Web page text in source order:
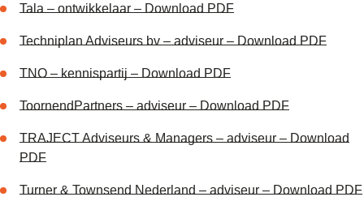
Tala – ontwikkelaar – Download PDF
Techniplan Adviseurs bv – adviseur – Download PDF
TNO – kennispartij – Download PDF
ToornendPartners – adviseur – Download PDF
TRAJECT Adviseurs & Managers – adviseur – Download
PDF
Turner & Townsend Nederland – adviseur – Download PDF